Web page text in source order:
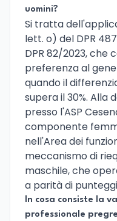
uomini?
Si tratta
lett. o) del DPR
DPR 82/2023, che
preferenza al
quando il
supera il 30%. Alla
presso l'ASP
componente
nell'Area dei
meccanismo di
maschile, che
a parità di
In cosa consiste la
professionale